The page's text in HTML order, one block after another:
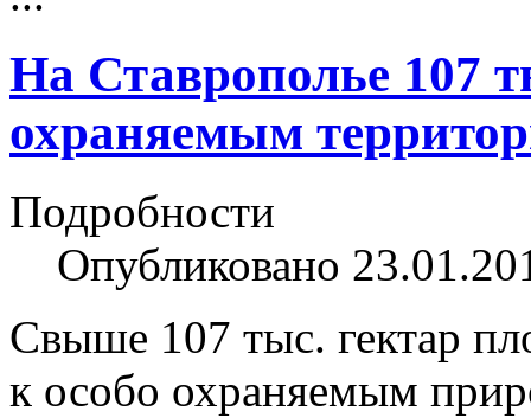
На Ставрополье 107
охраняемым
Подробности
Опубликовано
Свыше 107 тыс. гектар
к особо охраняемым